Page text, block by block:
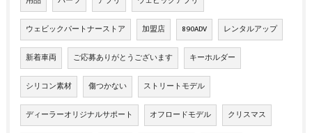
ウェビックパートナーストア 加盟店 890ADV レンタルアップ
新着車両 ご応募ありがとうございます キーホルダー
シリコン素材 傷つかない ストリートモデル
ディーラーオリジナルサポート オフロードモデル クリスマス